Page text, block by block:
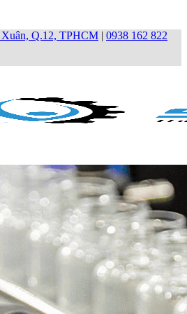
Q.12, TPHCM | 0938 162 822